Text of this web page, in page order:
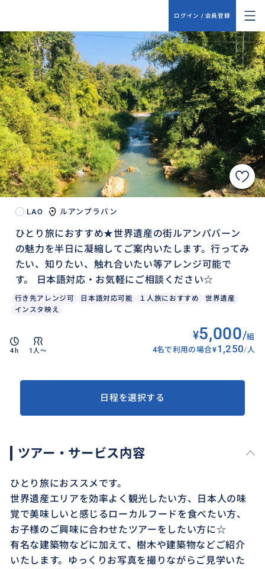
ログイン / 会員登録
LAO ルアンプラバン
ひとり旅におすすめ★世界遺産の街ルアンパバーン
の魅力を半日に凝縮してご案内いたします。行ってみ
たい、知りたい、触れ合いたい等アレンジ可能で
す。 日本語対応・お気軽にご相談ください☆
行き先アレンジ可 日本語対応可能 １人旅におすすめ
世界遺産
インスタ映え
4h 1人〜
¥5,000/組
4名で利用の場合¥1,250/人
日程を選択する
ツアー・サービス内容
ひとり旅におススメです。
世界遺産エリアを効率よく観光したい方、日本人の味
覚で美味しいと感じるローカルフードを食べたい方、
お子様のご興味に合わせたツアーをしたい方に☆
有名な建築物などに加えて、樹木や建築物などご紹介
いたします。ゆっくりお写真を撮りながらご見学いた